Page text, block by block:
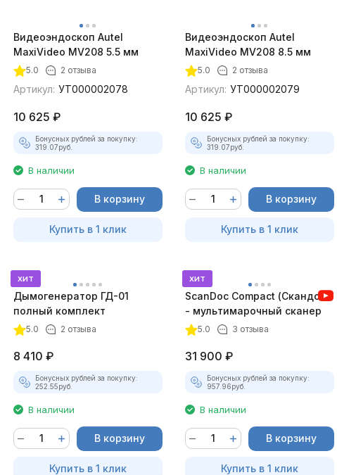
Видеоэндоскоп Autel
MaxiVideo MV208 5.5 мм
5.0 2 отзыва
Артикул: УТ000002078
10 625 ₽
Бонусных рублей за покупку:
319.07руб.
В наличии
В корзину
Купить в 1 клик
Видеоэндоскоп Autel
MaxiVideo MV208 8.5 мм
5.0 2 отзыва
Артикул: УТ000002079
10 625 ₽
Бонусных рублей за покупку:
319.07руб.
В наличии
В корзину
Купить в 1 клик
хит
Дымогенератор ГД-01
полный комплект
5.0 2 отзыва
8 410 ₽
Бонусных рублей за покупку:
252.55руб.
В наличии
В корзину
Купить в 1 клик
хит
ScanDoc Compact (Скандок)
- мультимарочный сканер
5.0 3 отзыва
31 900 ₽
Бонусных рублей за покупку:
957.96руб.
В наличии
В корзину
Купить в 1 клик